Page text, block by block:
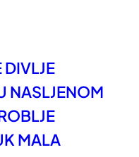
DIVLJE
NASLJENOM
MALA